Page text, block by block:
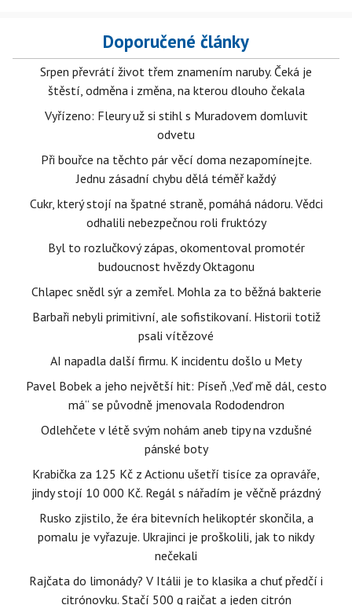
Doporučené články
Srpen převrátí život třem znamením naruby. Čeká je
štěstí, odměna i změna, na kterou dlouho čekala
Vyřízeno: Fleury už si stihl s Muradovem domluvit
odvetu
Při bouřce na těchto pár věcí doma nezapomínejte.
Jednu zásadní chybu dělá téměř každý
Cukr, který stojí na špatné straně, pomáhá nádoru. Vědci
odhalili nebezpečnou roli fruktózy
Byl to rozlučkový zápas, okomentoval promotér
budoucnost hvězdy Oktagonu
Chlapec snědl sýr a zemřel. Mohla za to běžná bakterie
Barbaři nebyli primitivní, ale sofistikovaní. Historii totiž
psali vítězové
AI napadla další firmu. K incidentu došlo u Mety
Pavel Bobek a jeho největší hit: Píseň „Veď mě dál, cesto
má“ se původně jmenovala Rododendron
Odlehčete v létě svým nohám aneb tipy na vzdušné
pánské boty
Krabička za 125 Kč z Actionu ušetří tisíce za opraváře,
jindy stojí 10 000 Kč. Regál s nářadím je věčně prázdný
Rusko zjistilo, že éra bitevních helikoptér skončila, a
pomalu je vyřazuje. Ukrajinci je proškolili, jak to nikdy
nečekali
Rajčata do limonády? V Itálii je to klasika a chuť předčí i
citrónovku. Stačí 500 g rajčat a jeden citrón